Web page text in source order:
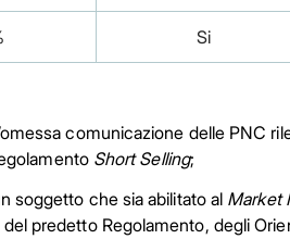
Si
comunicazione delle PNC
Short Selling;
soggetto che sia abilitato al Market
predetto Regolamento, degli